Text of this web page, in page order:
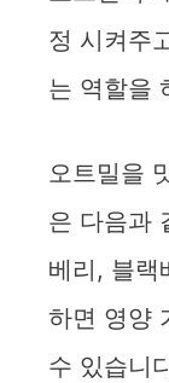
정 시켜주
는 역할을
오트밀을
은 다음과
베리, 블랙
하면 영양
수 있습니